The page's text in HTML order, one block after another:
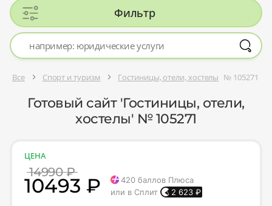
Фильтр
Все Спорт и туризм Гостиницы, отели, хостелы № 105271
Готовый сайт 'Гостиницы, отели,
хостелы' № 105271
ЦЕНА
14990 ₽
10493 ₽ 420 баллов Плюса
или в Сплит
2 623 ₽